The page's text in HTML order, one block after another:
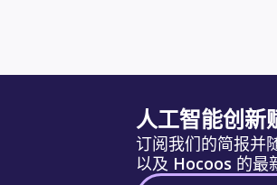
人工智能创新
订阅我们的简报并
以及 Hocoos 的最